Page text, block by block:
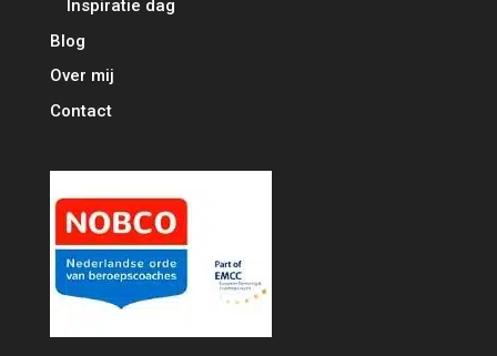
Inspiratie dag
Blog
Over mij
Contact